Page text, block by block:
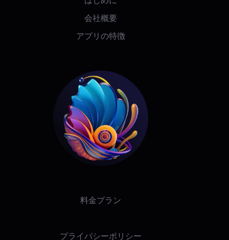
会社概要
アプリの特徴
料金プラン
プライバシーポリシー